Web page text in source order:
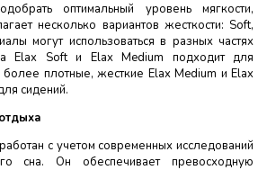
оптимальный уровень мягкости,
несколько вариантов жесткости: Soft,
могут использоваться в разных частях
Elax Soft и Elax Medium подходит для
плотные, жесткие Elax Medium и Elax
сидений.
с учетом современных исследований
сна. Он обеспечивает превосходную